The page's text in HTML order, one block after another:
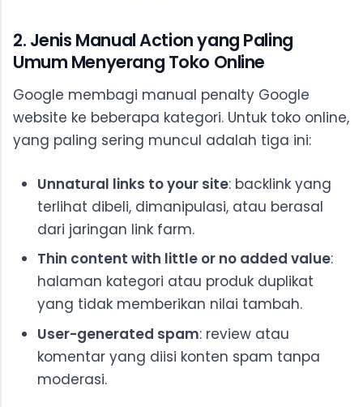
2. Jenis Manual Action yang Paling
Umum Menyerang Toko Online
Google membagi manual penalty Google
website ke beberapa kategori. Untuk toko online,
yang paling sering muncul adalah tiga ini:
Unnatural links to your site: backlink yang
terlihat dibeli, dimanipulasi, atau berasal
dari jaringan link farm.
Thin content with little or no added value:
halaman kategori atau produk duplikat
yang tidak memberikan nilai tambah.
User-generated spam: review atau
komentar yang diisi konten spam tanpa
moderasi.